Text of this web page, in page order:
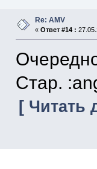
Re: AMV
« Ответ #14 :
Стар.
[ Читать